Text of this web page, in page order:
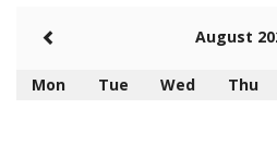
August
Mon Tue Wed Thu